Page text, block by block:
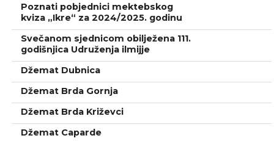
Poznati pobjednici mektebskog
kviza „Ikre“ za 2024/2025. godinu
Svečanom sjednicom obilježena 111.
godišnjica Udruženja ilmijje
Džemat Dubnica
Džemat Brda Gornja
Džemat Brda Križevci
Džemat Caparde